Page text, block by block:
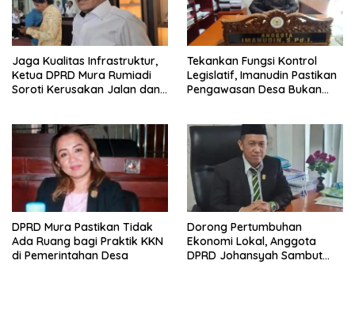
Jaga Kualitas Infrastruktur,
Ketua DPRD Mura Rumiadi
Soroti Kerusakan Jalan dan
Tekankan Fungsi Kontrol
Legislatif, Imanudin Pastikan
Pengawasan Desa Bukan
DPRD Mura Pastikan Tidak
Ada Ruang bagi Praktik KKN
di Pemerintahan Desa
Dorong Pertumbuhan
Ekonomi Lokal, Anggota
DPRD Johansyah Sambut